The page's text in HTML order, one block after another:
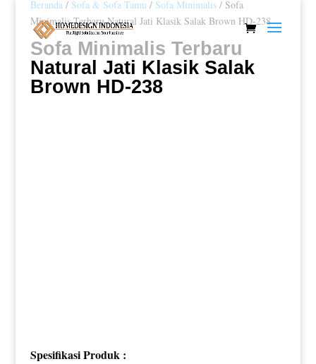
Beranda/ Sofa & Sofa Tamu / Sofa Minimalis/ Sofa
Minimalis Terbaru Natural Jati Klasik Salak Brown HD-238
Sofa Minimalis Terbaru
Natural Jati Klasik Salak
Brown HD-238
Spesifikasi Produk :